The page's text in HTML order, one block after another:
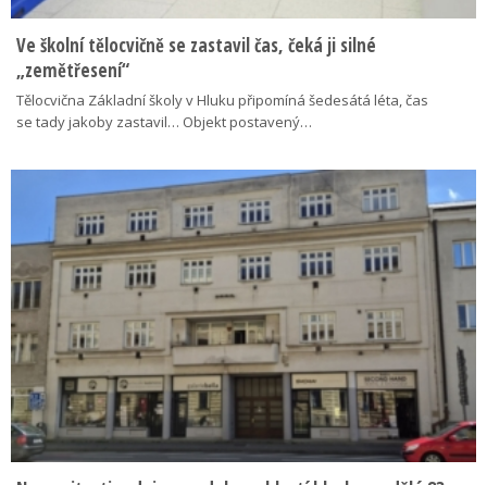
Ve školní tělocvičně se zastavil čas, čeká ji silné
„zemětřesení“
Tělocvična Základní školy v Hluku připomíná šedesátá léta, čas
se tady jakoby zastavil… Objekt postavený…